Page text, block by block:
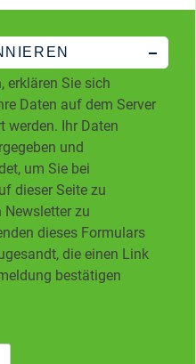
erklären Sie sich
Daten auf dem Server
werden. Ihr Daten
und
um Sie bei
dieser Seite zu
zu
dieses Formulars
die einen Link
bestätigen